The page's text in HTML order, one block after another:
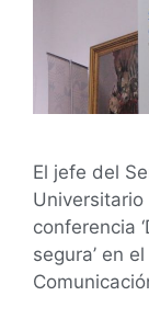
El jefe del
conferencia
segura’ en